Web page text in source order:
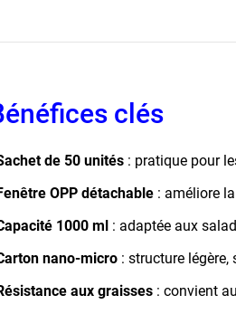
clés
de 50 unités : pratique pour
OPP détachable : améliore
1000 ml : adaptée aux
nano-micro : structure
aux graisses : convient